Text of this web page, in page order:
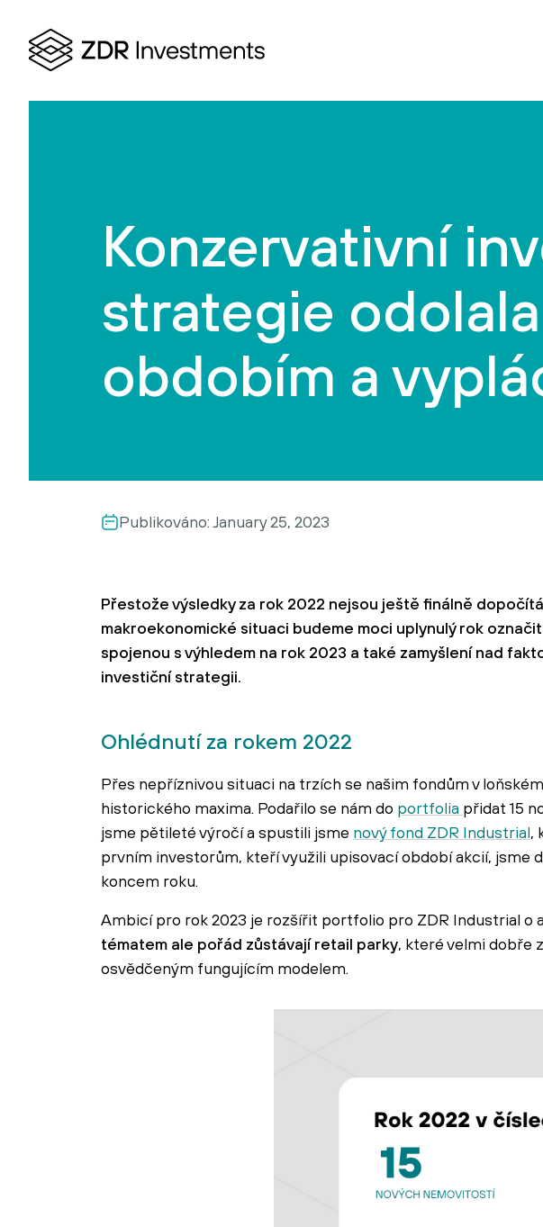
Konzervativní
strategie
obdobím a
Publikováno: January 25, 2023
Přestože výsledky za rok 2022 nejsou ještě finálně
makroekonomické situaci budeme moci uplynulý rok
spojenou s výhledem na rok 2023 a také zamyšlení nad
investiční strategii.
Ohlédnutí za rokem 2022
Přes nepříznivou situaci na trzích se našim fondům v
historického maxima. Podařilo se nám do portfolia přidat 15
jsme pětileté výročí a spustili jsme nový fond ZDR Industrial,
prvním investorům, kteří využili upisovací období akcií, jsme
koncem roku.
Ambicí pro rok 2023 je rozšířit portfolio pro ZDR Industrial o
tématem ale pořád zůstávají retail parky, které velmi dobře
osvědčeným fungujícím modelem.